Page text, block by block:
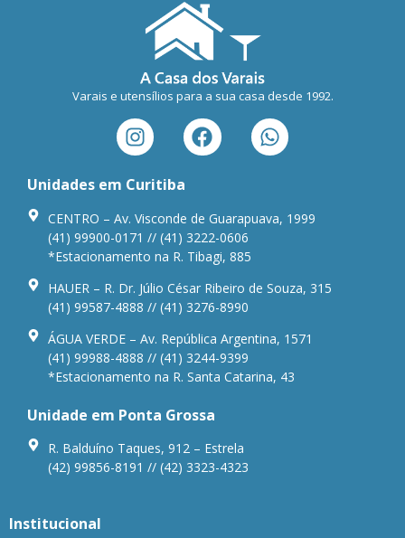
Varais e utensílios para a sua casa desde 1992.
Unidades em Curitiba
CENTRO – Av. Visconde de Guarapuava, 1999
(41) 99900-0171 // (41) 3222-0606
*Estacionamento na R. Tibagi, 885
HAUER – R. Dr. Júlio César Ribeiro de Souza, 315
(41) 99587-4888 // (41) 3276-8990
ÁGUA VERDE – Av. República Argentina, 1571
(41) 99988-4888 // (41) 3244-9399
*Estacionamento na R. Santa Catarina, 43
Unidade em Ponta Grossa
R. Balduíno Taques, 912 – Estrela
(42) 99856-8191 // (42) 3323-4323
Institucional